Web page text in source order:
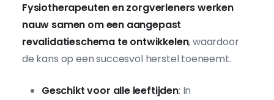
Fysiotherapeuten en zorgverleners werken
nauw samen om een aangepast
revalidatieschema te ontwikkelen, waardoor
de kans op een succesvol herstel toeneemt.
Geschikt voor alle leeftijden: In